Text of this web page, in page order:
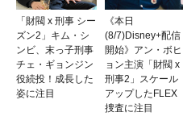
「財閥 x 刑事 シー
ズン2」キム・シ
ンビ、末っ子刑事
チェ・ギョンジン
役続投！成長した
姿に注目
《本日
(8/7)Disney+配信
開始》アン・ボヒ
ョン主演「財閥 x
刑事2」スケール
アップしたFLEX
捜査に注目